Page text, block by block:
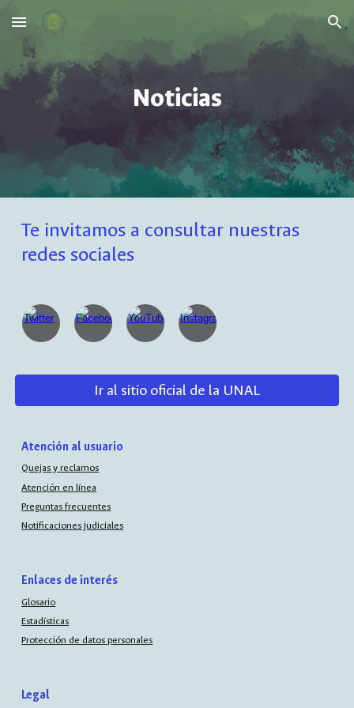
Skip to main content Skip to navigation
Noticias
Te invitamos a consultar nuestras
redes sociales
Ir al sitio oficial de la UNAL
Atención al usuario
Quejas y reclamos
Atención en línea
Preguntas frecuentes
Notificaciones judiciales
Enlaces de interés
Glosario
Estadísticas
Protección de datos personales
Legal